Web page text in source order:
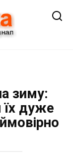
зиму:
їх дуже